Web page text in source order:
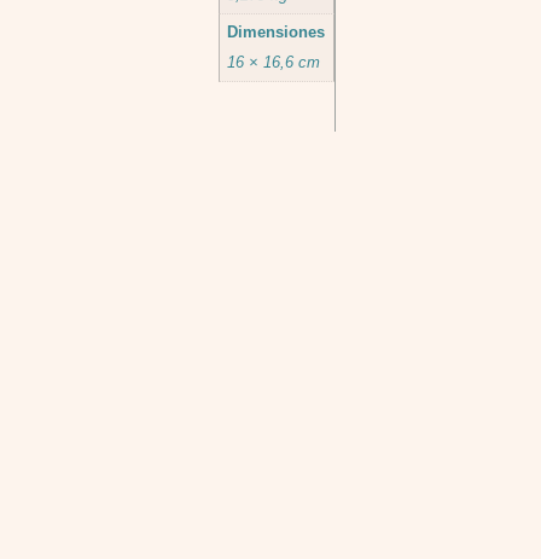
Dimensiones
16 × 16,6 cm